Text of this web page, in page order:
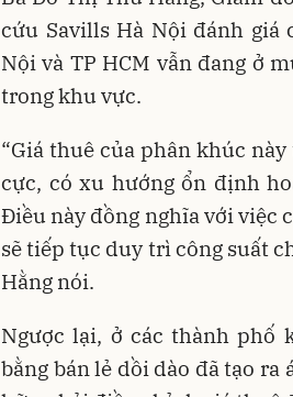
cứu Savills Hà Nội đánh giá
Nội và TP HCM vẫn đang ở
trong khu vực.
“Giá thuê của phân khúc
cực, có xu hướng ổn định
Điều này đồng nghĩa với việc
sẽ tiếp tục duy trì công suất
Hằng nói.
Ngược lại, ở các thành phố
bằng bán lẻ dồi dào đã tạo